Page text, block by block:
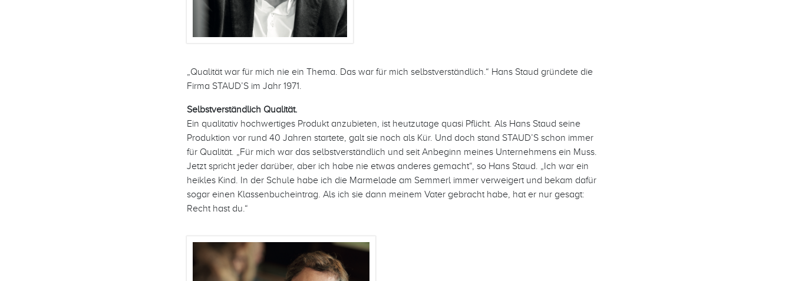
„Qualität war für mich nie ein Thema. Das war für mich selbstverständlich.“ Hans Staud gründete die
Firma STAUD’S im Jahr 1971.
Selbstverständlich Qualität.
Ein qualitativ hochwertiges Produkt anzubieten, ist heutzutage quasi Pflicht. Als Hans Staud seine
Produktion vor rund 40 Jahren startete, galt sie noch als Kür. Und doch stand STAUD’S schon immer
für Qualität. „Für mich war das selbstverständlich und seit Anbeginn meines Unternehmens ein Muss.
Jetzt spricht jeder darüber, aber ich habe nie etwas anderes gemacht“, so Hans Staud. „Ich war ein
heikles Kind. In der Schule habe ich die Marmelade am Semmerl immer verweigert und bekam dafür
sogar einen Klassenbucheintrag. Als ich sie dann meinem Vater gebracht habe, hat er nur gesagt:
Recht hast du.“